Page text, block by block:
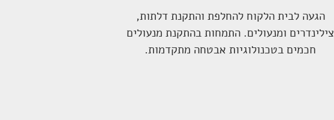
הגעה לבית הלקוח להחלפת והתקנת דלתות,
צילינדרים ומנעולים. התמחות בהתקנת מנעולים
חכמים בטכנולוגיות אבטחה מתקדמות.